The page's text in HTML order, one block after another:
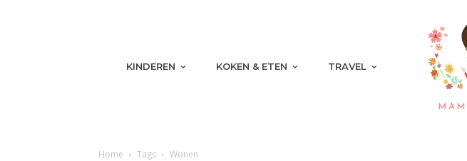
KINDEREN KOKEN & ETEN TRAVEL
Home Tags Wonen